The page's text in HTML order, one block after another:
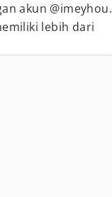
akun @imeyhou.
lebih dari